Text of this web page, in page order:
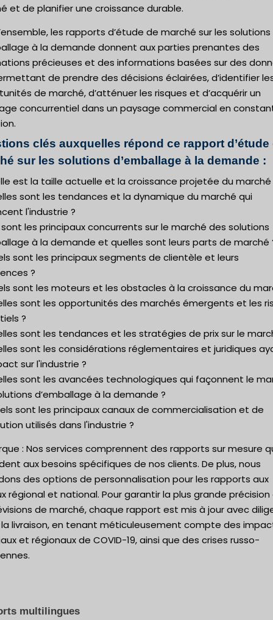
et de planifier une croissance durable.
les rapports d’étude de marché sur les solutions
à la demande donnent aux parties prenantes des
précieuses et des informations basées sur des
de prendre des décisions éclairées, d’identifier
de marché, d’atténuer les risques et d’acquérir un
concurrentiel dans un paysage commercial en
clés auxquelles répond ce rapport d’étude
sur les solutions d’emballage à la demande :
est la taille actuelle et la croissance projetée du marché
sont les tendances et la dynamique du marché qui
l'industrie ?
les principaux concurrents sur le marché des solutions
à la demande et quelles sont leurs parts de marché
sont les principaux segments de clientèle et leurs
?
sont les moteurs et les obstacles à la croissance du
sont les opportunités des marchés émergents et les
?
sont les tendances et les stratégies de prix sur le
sont les considérations réglementaires et juridiques
sur l'industrie ?
sont les avancées technologiques qui façonnent le
d’emballage à la demande ?
sont les principaux canaux de commercialisation et de
utilisés dans l'industrie ?
: Nos services comprennent des rapports sur mesure
aux besoins spécifiques de nos clients. De plus, nous
des options de personnalisation pour les rapports aux
régional et national. Pour garantir la plus grande précision
de marché, chaque rapport est mis à jour avec
livraison, en tenant méticuleusement compte des
et régionaux de COVID-19, ainsi que des crises russo-
multilingues